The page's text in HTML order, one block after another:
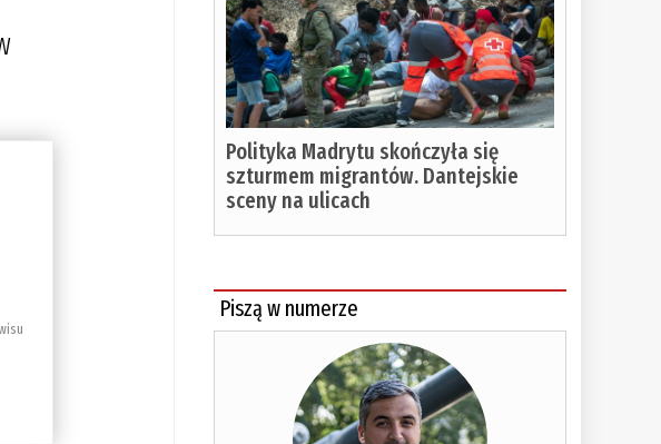
Polityka Madrytu skończyła się
szturmem migrantów. Dantejskie
sceny na ulicach
Piszą w numerze